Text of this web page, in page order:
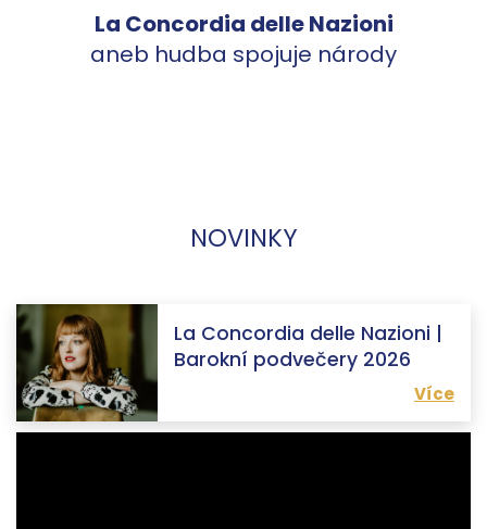
La Concordia delle Nazioni
aneb hudba spojuje národy
NOVINKY
La Concordia delle Nazioni |
Barokní podvečery 2026
Více